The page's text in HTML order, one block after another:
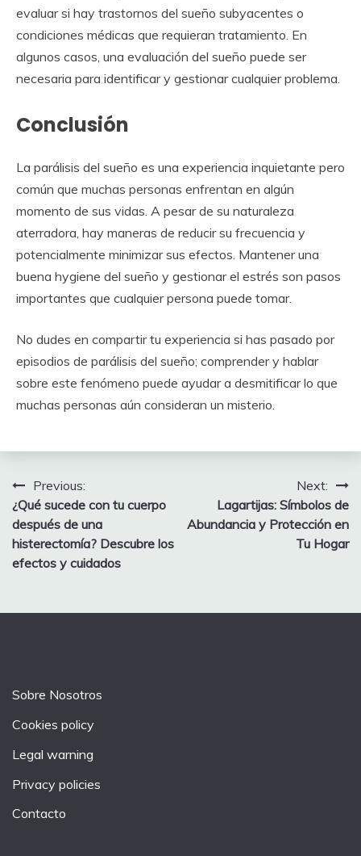
evaluar si hay trastornos del sueño subyacentes o
condiciones médicas que requieran tratamiento. En
algunos casos, una evaluación del sueño puede ser
necesaria para identificar y gestionar cualquier problema.
Conclusión
La parálisis del sueño es una experiencia inquietante pero
común que muchas personas enfrentan en algún
momento de sus vidas. A pesar de su naturaleza
aterradora, hay maneras de reducir su frecuencia y
potencialmente minimizar sus efectos. Mantener una
buena hygiene del sueño y gestionar el estrés son pasos
importantes que cualquier persona puede tomar.
No dudes en compartir tu experiencia si has pasado por
episodios de parálisis del sueño; comprender y hablar
sobre este fenómeno puede ayudar a desmitificar lo que
muchas personas aún consideran un misterio.
Post
navigation
Previous:
¿Qué sucede con tu cuerpo
después de una
histerectomía? Descubre los
efectos y cuidados
Next:
Lagartijas: Símbolos de
Abundancia y Protección en
Tu Hogar
Sobre Nosotros
Cookies policy
Legal warning
Privacy policies
Contacto